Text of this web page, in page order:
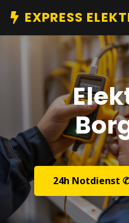
EXPRESS
24h Notdienst ✆